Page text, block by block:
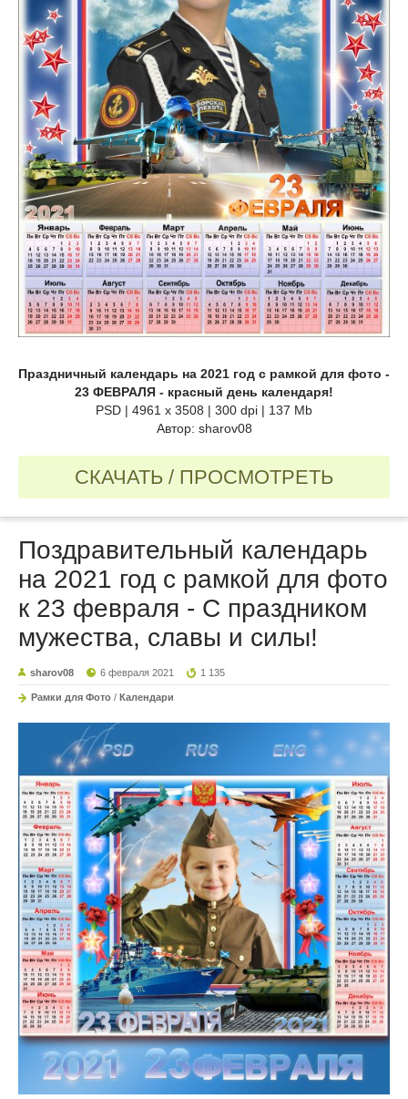
Праздничный календарь на 2021 год с рамкой для фото -
23 ФЕВРАЛЯ - красный день календаря!
PSD | 4961 х 3508 | 300 dpi | 137 Mb
Автор: sharov08
СКАЧАТЬ / ПРОСМОТРЕТЬ
Поздравительный календарь
на 2021 год с рамкой для фото
к 23 февраля - С праздником
мужества, славы и силы!
sharov08 6 февраля 2021 1 135
Рамки для Фото / Календари